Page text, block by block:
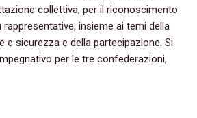
collettiva, per il riconoscimento
insieme ai temi della
e sicurezza e della partecipazione. Si
per le tre confederazioni,